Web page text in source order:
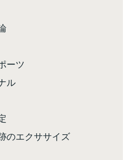
ーツ
ル
のエクササイズ